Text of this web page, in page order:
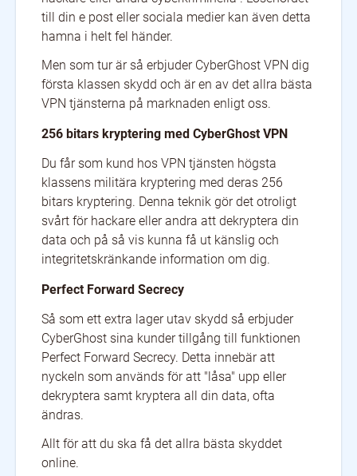
Vietnam
till din e post eller sociala medier kan även detta
hamna i helt fel händer.
Men som tur är så erbjuder CyberGhost VPN dig
första klassen skydd och är en av det allra bästa
VPN tjänsterna på marknaden enligt oss.
256 bitars kryptering med CyberGhost VPN
Du får som kund hos VPN tjänsten högsta
klassens militära kryptering med deras 256
bitars kryptering. Denna teknik gör det otroligt
svårt för hackare eller andra att dekryptera din
data och på så vis kunna få ut känslig och
integritetskränkande information om dig.
Perfect Forward Secrecy
Så som ett extra lager utav skydd så erbjuder
CyberGhost sina kunder tillgång till funktionen
Perfect Forward Secrecy. Detta innebär att
nyckeln som används för att "låsa" upp eller
dekryptera samt kryptera all din data, ofta
ändras.
Allt för att du ska få det allra bästa skyddet
online.